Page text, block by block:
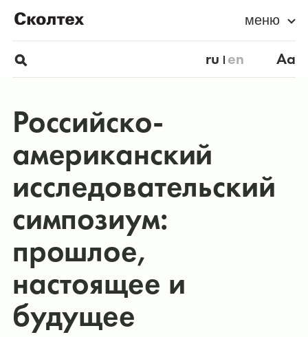
меню
ru en Aa
Российско-
американский
исследовательский
симпозиум:
прошлое,
настоящее и
будущее